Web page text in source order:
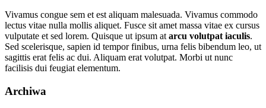
Vivamus congue sem et est aliquam malesuada. Vivamus commodo
lectus vitae nulla mollis aliquet. Fusce sit amet massa vitae ex cursus
vulputate et sed lorem. Quisque ut ipsum at arcu volutpat iaculis.
Sed scelerisque, sapien id tempor finibus, urna felis bibendum leo, ut
sagittis erat felis ac dui. Aliquam erat volutpat. Morbi ut nunc
facilisis dui feugiat elementum.
Archiwa